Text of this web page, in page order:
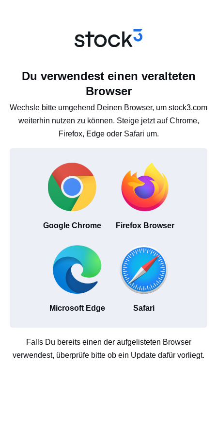
Du verwendest einen veralteten
Browser
Wechsle bitte umgehend Deinen Browser, um stock3.com
weiterhin nutzen zu können. Steige jetzt auf Chrome,
Firefox, Edge oder Safari um.
Google Chrome Firefox Browser
Microsoft Edge Safari
Falls Du bereits einen der aufgelisteten Browser
verwendest, überprüfe bitte ob ein Update dafür vorliegt.